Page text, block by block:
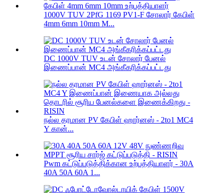
1000V TUV 2PfG 1169 PV1-F சோலார் கேபிள்
4mm 6mm 10mm M...
DC 1000V TUV உடன் சோலார் பேனல்
இணைப்பான் MC4 அங்கீகரிக்கப்பட்டது
நல்ல தரமான PV கேபிள் ஹார்னஸ் - 2to1 MC4
Y கான்...
Pwm கட்டுப்படுத்திக்கான உற்பத்தியாளர் - 30A
40A 50A 60A 1...